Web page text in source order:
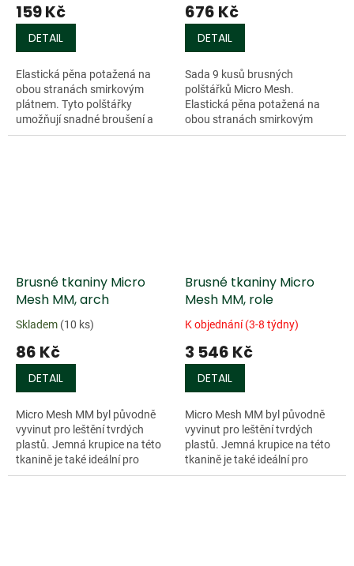
159 Kč
DETAIL
Elastická pěna potažená na
obou stranách smirkovým
plátnem. Tyto polštářky
umožňují snadné broušení a
leštění nepravidelných
676 Kč
DETAIL
Sada 9 kusů brusných
polštářků Micro Mesh.
Elastická pěna potažená na
obou stranách smirkovým
plátnem. Tyto polštářky
Brusné tkaniny Micro
Mesh MM, arch
Skladem (10 ks)
86 Kč
DETAIL
Micro Mesh MM byl původně
vyvinut pro leštění tvrdých
plastů. Jemná krupice na této
tkanině je také ideální pro
opracování dřeva, plexiskla,
Brusné tkaniny Micro
Mesh MM, role
K objednání (3-8 týdny)
3 546 Kč
DETAIL
Micro Mesh MM byl původně
vyvinut pro leštění tvrdých
plastů. Jemná krupice na této
tkanině je také ideální pro
opracování dřeva, plexiskla,